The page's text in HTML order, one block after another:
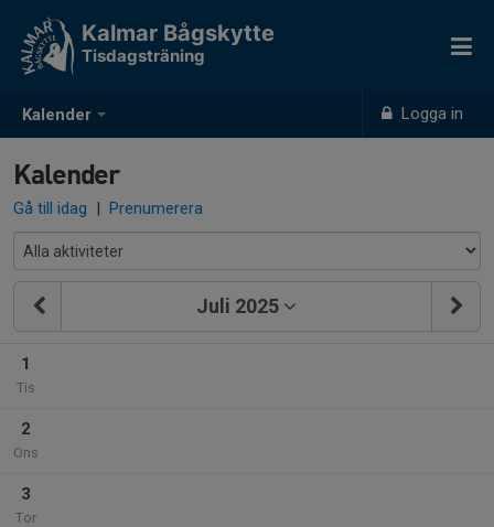
Kalender Logga in
Kalmar Bågskytte
Tisdagsträning
Kalender
Gå till idag | Prenumerera
Juli 2025
1
Tis
2
Ons
3
Tor